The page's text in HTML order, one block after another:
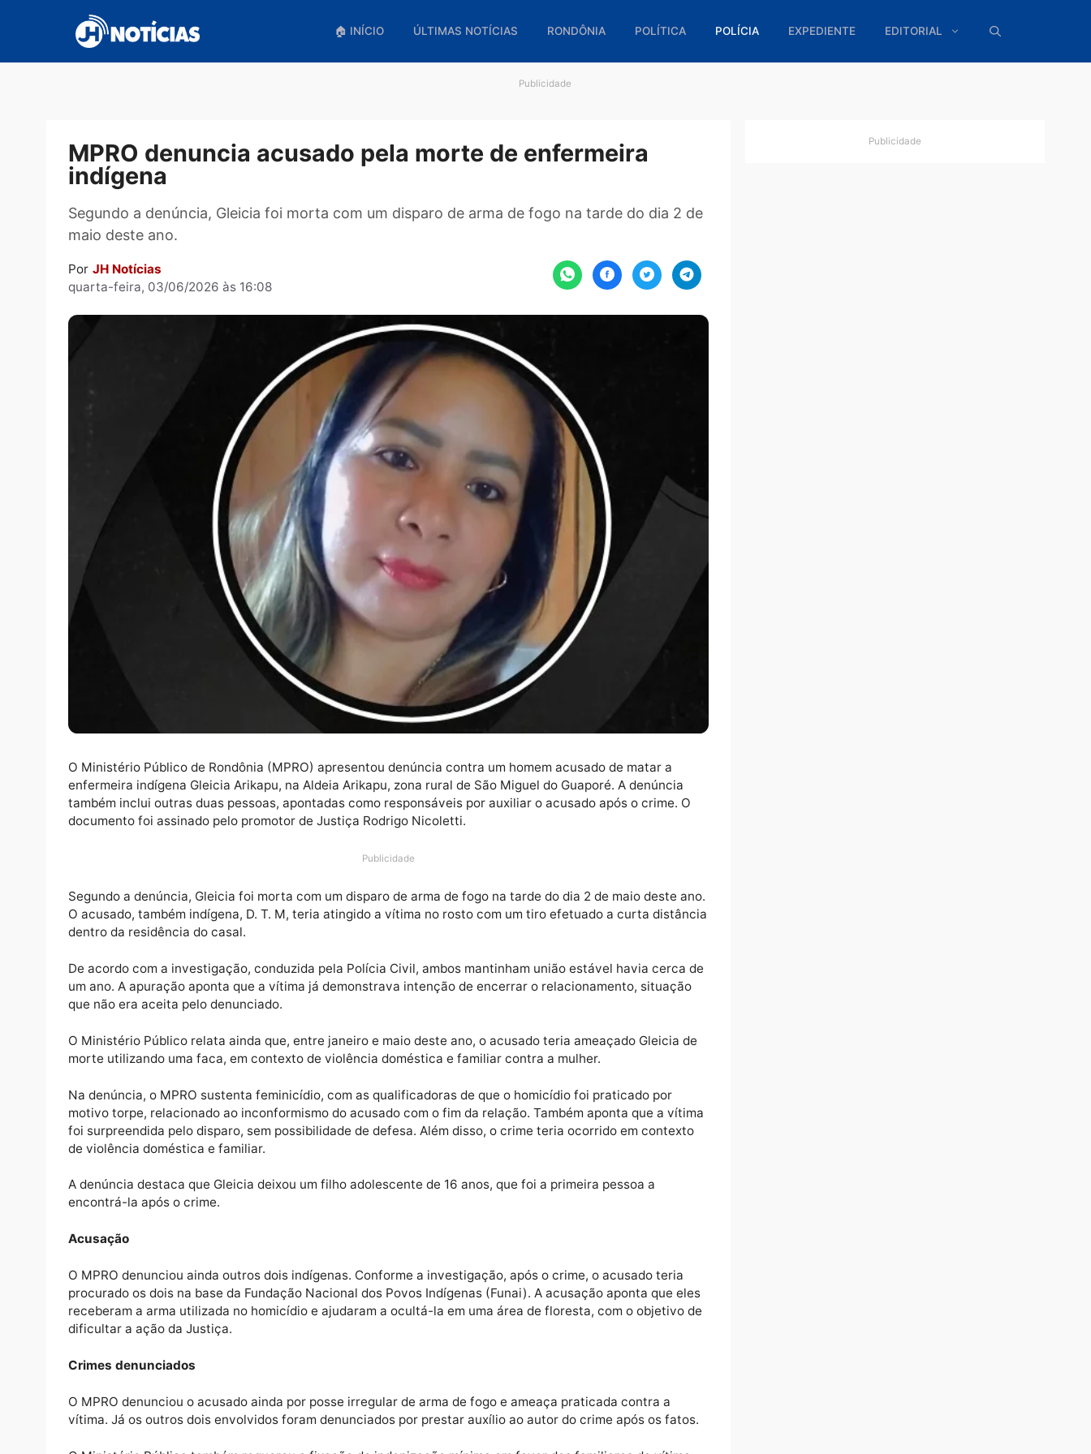
conteúdo
🏠 INÍCIO ÚLTIMAS NOTÍCIAS RONDÔNIA POLÍTICA POLÍCIA EXPEDIENTE EDITORIAL
MPRO denuncia acusado pela morte de enfermeira
indígena
Segundo a denúncia, Gleicia foi morta com um disparo de arma de fogo na tarde do dia 2 de
maio deste ano.
JH Notícias
quarta-feira, 03/06/2026 às 16:08
O Ministério Público de Rondônia (MPRO) apresentou denúncia contra um homem acusado de matar a
também inclui outras duas pessoas, apontadas como responsáveis por auxiliar o acusado após o crime. O
documento foi assinado pelo promotor de Justiça Rodrigo Nicoletti.
Segundo a denúncia, Gleicia foi morta com um disparo de arma de fogo na tarde do dia 2 de maio deste ano.
O acusado, também indígena, D. T. M, teria atingido a vítima no rosto com um tiro efetuado a curta distância
dentro da residência do casal.
um ano. A apuração aponta que a vítima já demonstrava intenção de encerrar o relacionamento, situação
que não era aceita pelo denunciado.
O Ministério Público relata ainda que, entre janeiro e maio deste ano, o acusado teria ameaçado Gleicia de
morte utilizando uma faca, em contexto de violência doméstica e familiar contra a mulher.
motivo torpe, relacionado ao inconformismo do acusado com o fim da relação. Também aponta que a vítima
de violência doméstica e familiar.
A denúncia destaca que Gleicia deixou um filho adolescente de 16 anos, que foi a primeira pessoa a
encontrá-la após o crime.
O MPRO denunciou ainda outros dois indígenas. Conforme a investigação, após o crime, o acusado teria